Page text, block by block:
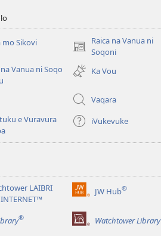
mo Sikovi
Raica na Vanua ni
Soqoni
(opens
new
window)
na Vanua ni Soqo
Ka Vou
Vaqara
e Vuravura
iVukevuke
LAIBRI
JW Hub®
(opens
window)
® Watchtower Library